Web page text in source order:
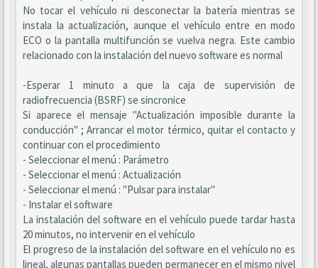
No tocar el vehículo ni desconectar la batería mientras se
instala la actualización, aunque el vehículo entre en modo
ECO o la pantalla multifunción se vuelva negra. Este cambio
relacionado con la instalación del nuevo software es normal
-Esperar 1 minuto a que la caja de supervisión de
radiofrecuencia (BSRF) se sincronice
Si aparece el mensaje "Actualización imposible durante la
conducción" ; Arrancar el motor térmico, quitar el contacto y
continuar con el procedimiento
- Seleccionar el menú : Parámetro
- Seleccionar el menú : Actualización
- Seleccionar el menú : "Pulsar para instalar"
- Instalar el software
La instalación del software en el vehículo puede tardar hasta
20 minutos, no intervenir en el vehículo
El progreso de la instalación del software en el vehículo no es
lineal, algunas pantallas pueden permanecer en el mismo nivel